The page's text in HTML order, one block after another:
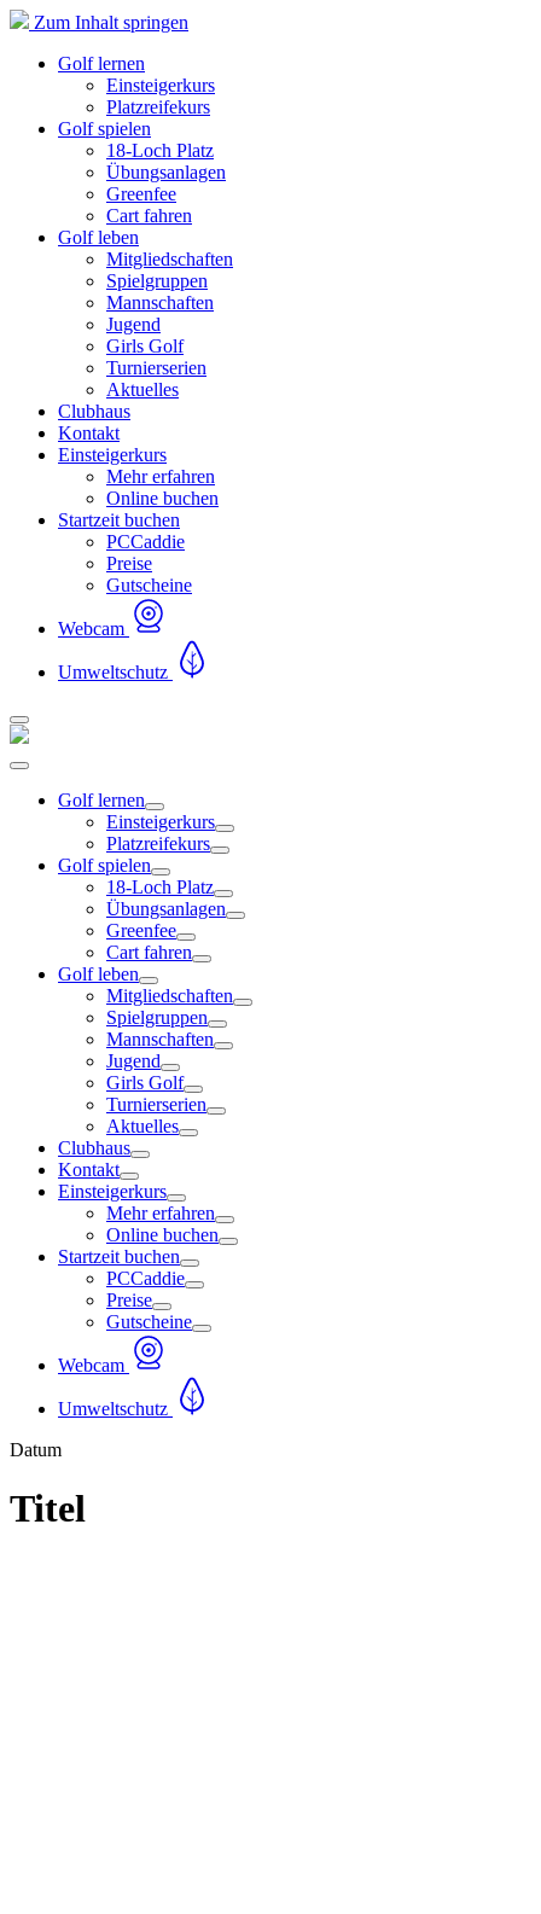
Zum Inhalt springen
Golf lernen
Einsteigerkurs
Platzreifekurs
Golf spielen
18-Loch Platz
Übungsanlagen
Greenfee
Cart fahren
Golf leben
Mitgliedschaften
Spielgruppen
Mannschaften
Jugend
Girls Golf
Turnierserien
Aktuelles
Clubhaus
Kontakt
Einsteigerkurs
Mehr erfahren
Online buchen
Startzeit buchen
PCCaddie
Preise
Gutscheine
Webcam
Umweltschutz
Golf lernen
Einsteigerkurs
Platzreifekurs
Golf spielen
18-Loch Platz
Übungsanlagen
Greenfee
Cart fahren
Golf leben
Mitgliedschaften
Spielgruppen
Mannschaften
Jugend
Girls Golf
Turnierserien
Aktuelles
Clubhaus
Kontakt
Einsteigerkurs
Mehr erfahren
Online buchen
Startzeit buchen
PCCaddie
Preise
Gutscheine
Webcam
Umweltschutz
Datum
Titel